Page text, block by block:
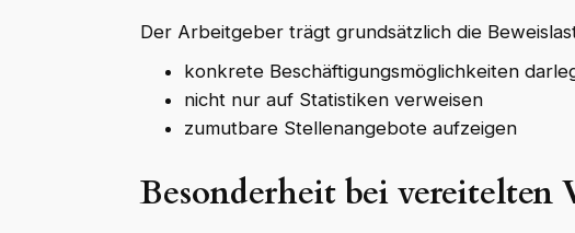
Der Arbeitgeber trägt grundsätzlich die
konkrete Beschäftigungsmöglichkeiten
nicht nur auf Statistiken verweisen
zumutbare Stellenangebote aufzeigen
Besonderheit bei vereitelten